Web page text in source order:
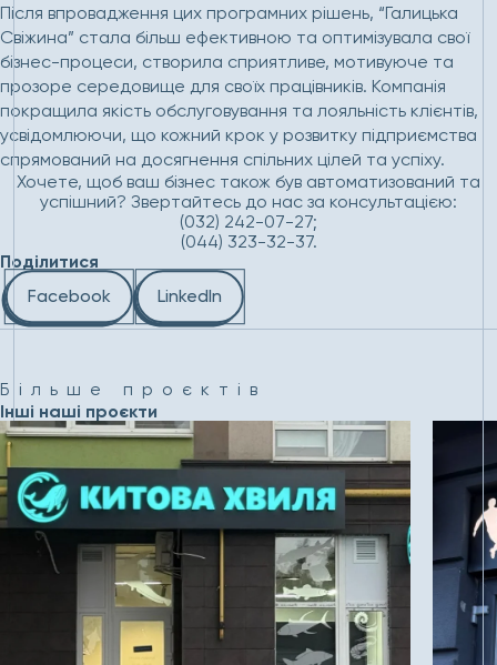
Поділитися
Facebook
LinkedIn
Після впровадження цих програмних рішень, “Галицька
Свіжина” стала більш ефективною та оптимізувала свої
бізнес-процеси, створила сприятливе, мотивуюче та
прозоре середовище для своїх працівників. Компанія
покращила якість обслуговування та лояльність клієнтів,
усвідомлюючи, що кожний крок у розвитку підприємства
спрямований на досягнення спільних цілей та успіху.
Хочете, щоб ваш бізнес також був автоматизований та
успішний? Звертайтесь до нас за консультацією:
(032) 242-07-27;
(044) 323-32-37.
Більше проєктів
Інші наші проєкти